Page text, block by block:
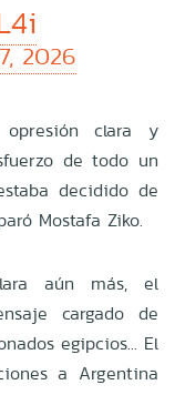
2026
clara y
de todo un
decidido de
Mostafa Ziko.
aún más, el
cargado de
egipcios... El
a Argentina